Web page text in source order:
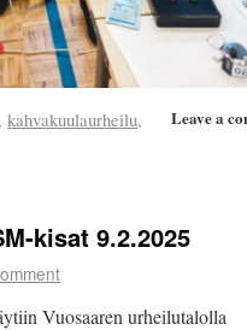
Leave a
,kahvakuulaurheilu,
kisat 9.2.2025
Vuosaaren urheilutalolla